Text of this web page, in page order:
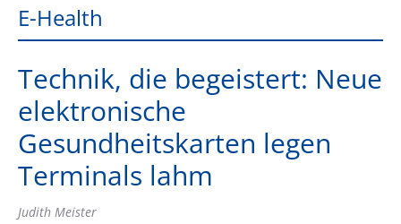
E-Health
Technik, die begeistert: Neue
elektronische
Gesundheitskarten legen
Terminals lahm
Judith Meister